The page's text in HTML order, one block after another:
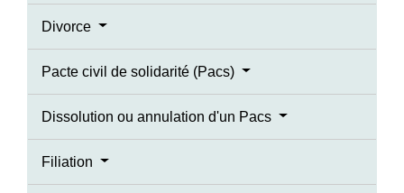
Divorce
Pacte civil de solidarité (Pacs)
Dissolution ou annulation d'un Pacs
Filiation